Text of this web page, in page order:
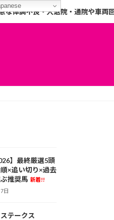
な体調不良・入退院・通院や車両
】最終厳選5頭
×追い切り×過去
推奨馬 新着!!
日
ステークス